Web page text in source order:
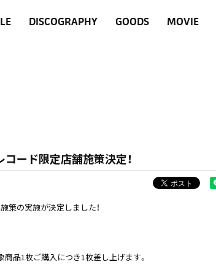
DISCOGRAPHY GOODS MOVIE
ード限定店舗施策決定！
策の実施が決定しました！
品1枚ご購入につき1枚差し上げます。